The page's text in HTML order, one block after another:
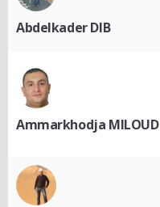
Abdelkader DIB
Ammarkhodja MILOUD